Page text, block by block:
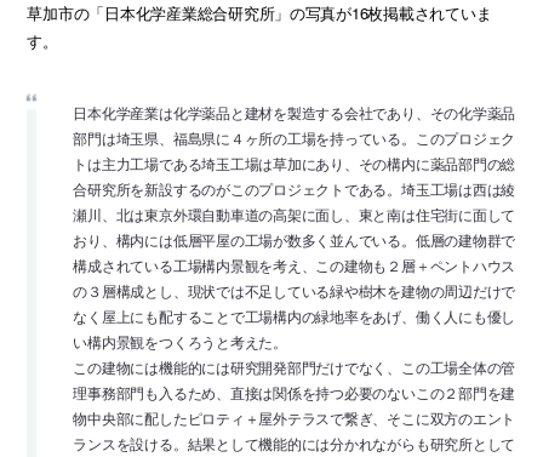
草加市の「日本化学産業総合研究所」の写真が16枚掲載されていま
す。
日本化学産業は化学薬品と建材を製造する会社であり、その化学薬品
部門は埼玉県、福島県に４ヶ所の工場を持っている。このプロジェク
トは主力工場である埼玉工場は草加にあり、その構内に薬品部門の総
合研究所を新設するのがこのプロジェクトである。埼玉工場は西は綾
瀬川、北は東京外環自動車道の高架に面し、東と南は住宅街に面して
おり、構内には低層平屋の工場が数多く並んでいる。低層の建物群で
構成されている工場構内景観を考え、この建物も２層＋ペントハウス
の３層構成とし、現状では不足している緑や樹木を建物の周辺だけで
なく屋上にも配することで工場構内の緑地率をあげ、働く人にも優し
い構内景観をつくろうと考えた。
この建物には機能的には研究開発部門だけでなく、この工場全体の管
理事務部門も入るため、直接は関係を持つ必要のないこの２部門を建
物中央部に配したピロティ＋屋外テラスで繋ぎ、そこに双方のエント
ランスを設ける。結果として機能的には分かれながらも研究所として